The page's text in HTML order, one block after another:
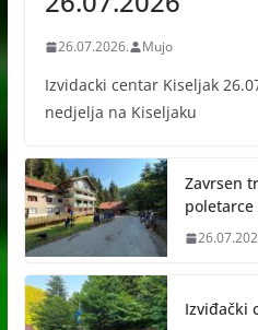
26.07.2026. Mujo
Izvidacki centar Kiseljak
nedjelja na Kiseljaku
Zavrsen
poletarce
Izviđački